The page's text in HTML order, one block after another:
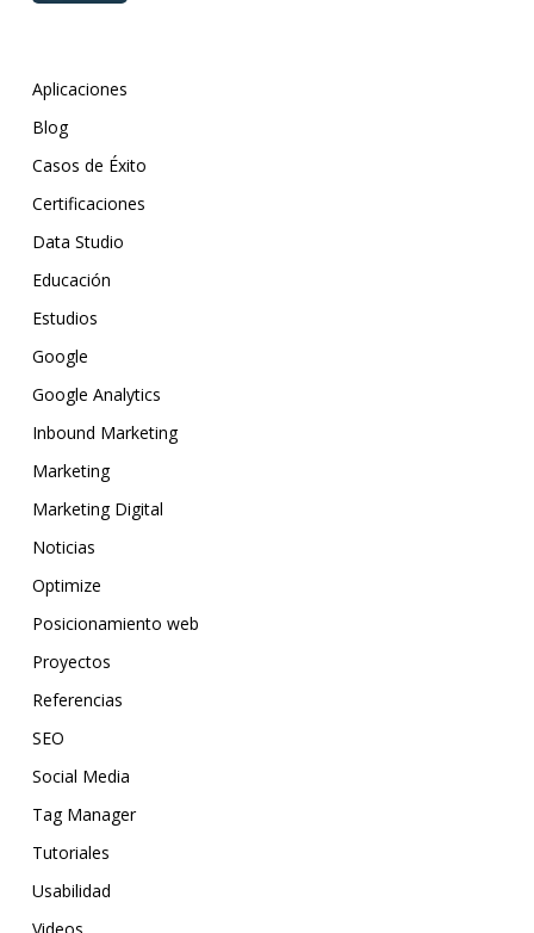
Aplicaciones
Blog
Casos de Éxito
Certificaciones
Data Studio
Educación
Estudios
Google
Google Analytics
Inbound Marketing
Marketing
Marketing Digital
Noticias
Optimize
Posicionamiento web
Proyectos
Referencias
SEO
Social Media
Tag Manager
Tutoriales
Usabilidad